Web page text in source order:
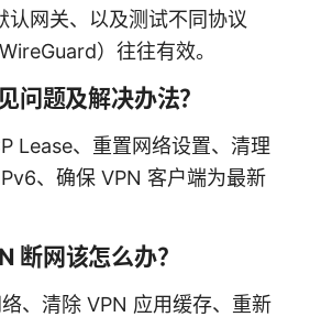
认网关、以及测试不同协议
）往往有效。
问题及解决办法？
Lease、重置网络设置、清理
、确保 VPN 客户端为最新
断网该怎么办？
、清除 VPN 应用缓存、重新